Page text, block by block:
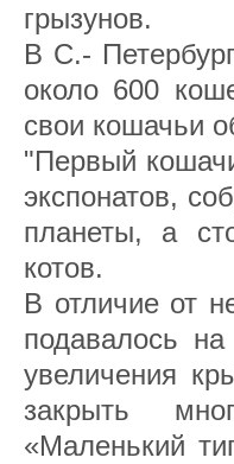
грызунов.
В С.-
около 600
свои кошачьи
"Первый
экспонатов,
планеты, а
котов.
В отличие от
подавалось
увеличения
закрыть
«Маленький